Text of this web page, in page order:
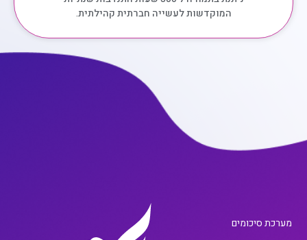
המוקדשות לעשייה חברתית קהילתית.
מערכת סיכומים